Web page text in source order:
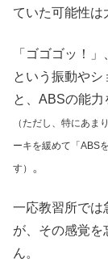
ていた可能性は
「ゴゴゴッ！
という振動やシ
と、ABSの能
（ただし、特にあま
ーキを緩めて「ABS
す）
。
一応教習所では
が、その感覚を
ん。